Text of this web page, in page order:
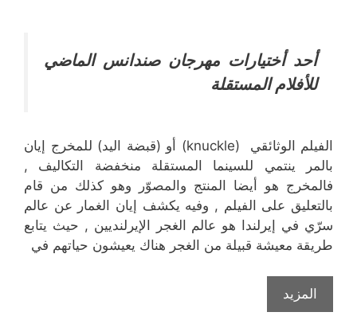
أحد أختيارات مهرجان صندانس الماضي
للأفلام المستقلة
الفيلم الوثائقي (knuckle) أو (قبضة اليد) للمخرج إيان
بالمر ينتمي للسينما المستقلة منخفضة التكاليف ,
فالمخرج هو أيضا المنتج والمصوّر وهو كذلك من قام
بالتعليق على الفيلم , وفيه يكشف إيان الغمار عن عالم
سرّي في إيرلندا هو عالم الغجر الإيرلنديين , حيث يتابع
طريقة معيشة قبيلة من الغجر هناك يعيشون حياتهم في
المزيد